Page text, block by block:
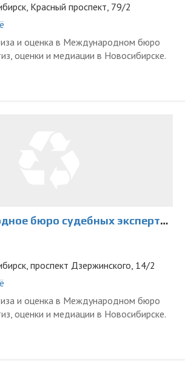
Красный проспект, 79/2
и оценка в Международном бюро
оценки и медиации в Новосибирске.
экспертиз, оценки и медиации на Дзержинского
проспект Дзержинского, 14/2
и оценка в Международном бюро
оценки и медиации в Новосибирске.